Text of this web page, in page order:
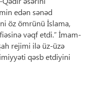
edən sənəd
öz ömrünü İslama,
vəqf etdi.” İmam-
rejimi ilə üz-üzə
qəsb etdiyini